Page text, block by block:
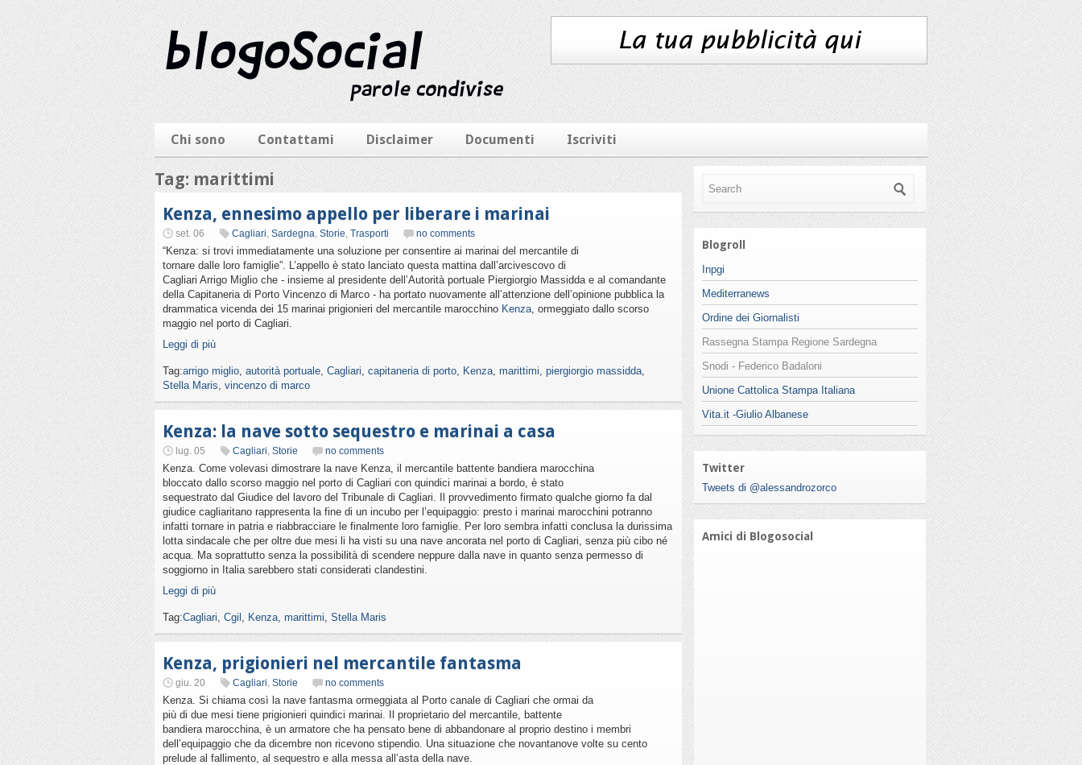
Chi sono Contattami Disclaimer Documenti Iscriviti
Tag: marittimi
Kenza, ennesimo appello per liberare i marinai
set. 06 Cagliari, Sardegna, Storie, Trasporti no comments
“Kenza: si trovi immediatamente una soluzione per consentire ai marinai del mercantile di
tornare dalle loro famiglie”. L’appello è stato lanciato questa mattina dall’arcivescovo di
Cagliari Arrigo Miglio che - insieme al presidente dell’Autorità portuale Piergiorgio Massidda e al comandante
della Capitaneria di Porto Vincenzo di Marco - ha portato nuovamente all’attenzione dell’opinione pubblica la
drammatica vicenda dei 15 marinai prigionieri del mercantile marocchino Kenza, ormeggiato dallo scorso
maggio nel porto di Cagliari.
Leggi di più
Tag:arrigo miglio, autorità portuale, Cagliari, capitaneria di porto, Kenza, marittimi, piergiorgio massidda,
Stella Maris, vincenzo di marco
Kenza: la nave sotto sequestro e marinai a casa
lug. 05 Cagliari, Storie no comments
Kenza. Come volevasi dimostrare la nave Kenza, il mercantile battente bandiera marocchina
bloccato dallo scorso maggio nel porto di Cagliari con quindici marinai a bordo, è stato
sequestrato dal Giudice del lavoro del Tribunale di Cagliari. Il provvedimento firmato qualche giorno fa dal
giudice cagliaritano rappresenta la fine di un incubo per l’equipaggio: presto i marinai marocchini potranno
infatti tornare in patria e riabbracciare le finalmente loro famiglie. Per loro sembra infatti conclusa la durissima
lotta sindacale che per oltre due mesi li ha visti su una nave ancorata nel porto di Cagliari, senza più cibo né
acqua. Ma soprattutto senza la possibilità di scendere neppure dalla nave in quanto senza permesso di
soggiorno in Italia sarebbero stati considerati clandestini.
Leggi di più
Tag:Cagliari, Cgil , Kenza, marittimi, Stella Maris
Kenza, prigionieri nel mercantile fantasma
giu. 20 Cagliari, Storie no comments
Kenza. Si chiama così la nave fantasma ormeggiata al Porto canale di Cagliari che ormai da
più di due mesi tiene prigionieri quindici marinai. Il proprietario del mercantile, battente
bandiera marocchina, è un armatore che ha pensato bene di abbandonare al proprio destino i membri
dell’equipaggio che da dicembre non ricevono stipendio. Una situazione che novantanove volte su cento
prelude al fallimento, al sequestro e alla messa all’asta della nave.
Blogroll
Inpgi
Mediterranews
Ordine dei Giornalisti
Rassegna Stampa Regione Sardegna
Snodi - Federico Badaloni
Unione Cattolica Stampa Italiana
Vita.it -Giulio Albanese
Twitter
Tweets di @alessandrozorco
Amici di Blogosocial